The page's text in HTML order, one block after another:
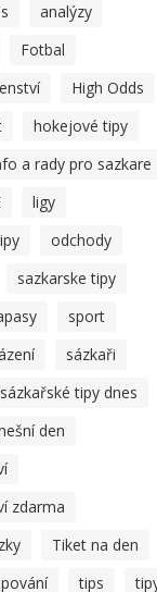
analýzy
Fotbal
High Odds
hokejové tipy
a rady pro sazkare
ligy
odchody
sazkarske tipy
sport
sázkaři
sázkařské tipy dnes
den
zdarma
Tiket na den
tips